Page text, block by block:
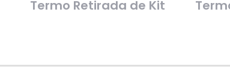
Termo Retirada de Kit